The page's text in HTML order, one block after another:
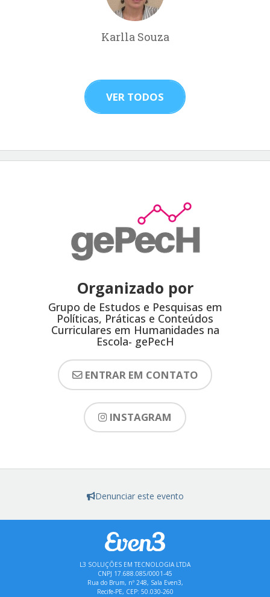
Karlla Souza
VER TODOS
Organizado por
Grupo de Estudos e Pesquisas em
Políticas, Práticas e Conteúdos
Curriculares em Humanidades na
Escola- gePecH
ENTRAR EM CONTATO
INSTAGRAM
Denunciar este evento
L3 SOLUÇÕES EM TECNOLOGIA LTDA
CNPJ 17.688.085/0001-45
Rua do Brum, nº 248, Sala Even3,
Recife-PE, CEP: 50.030-260